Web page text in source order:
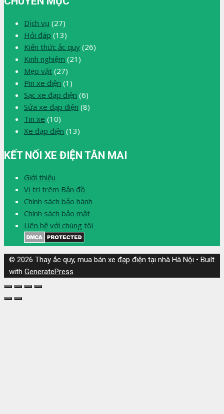
Dịch vụ (27)
Hỏi đáp (13)
Kiến thức ắc quy (26)
Kinh nghiệm (21)
Mẹo vặt (27)
Pin xe điện (1)
Sạc xe đạp điện (6)
Sửa xe đạp điện (8)
Tin xe (10)
Xe đạp điện (13)
KẾT NỐI XE ĐIỆN TÂN MAI
Giới thiệu
Vị trí trêm Bản đồ
Chính sách bảo hành
Chính sách bảo mật
Liên hệ với chúng tôi
© 2026 Thay ắc quy, mua bán xe đạp điện tại nhà Hà Nội • Built
with GeneratePress